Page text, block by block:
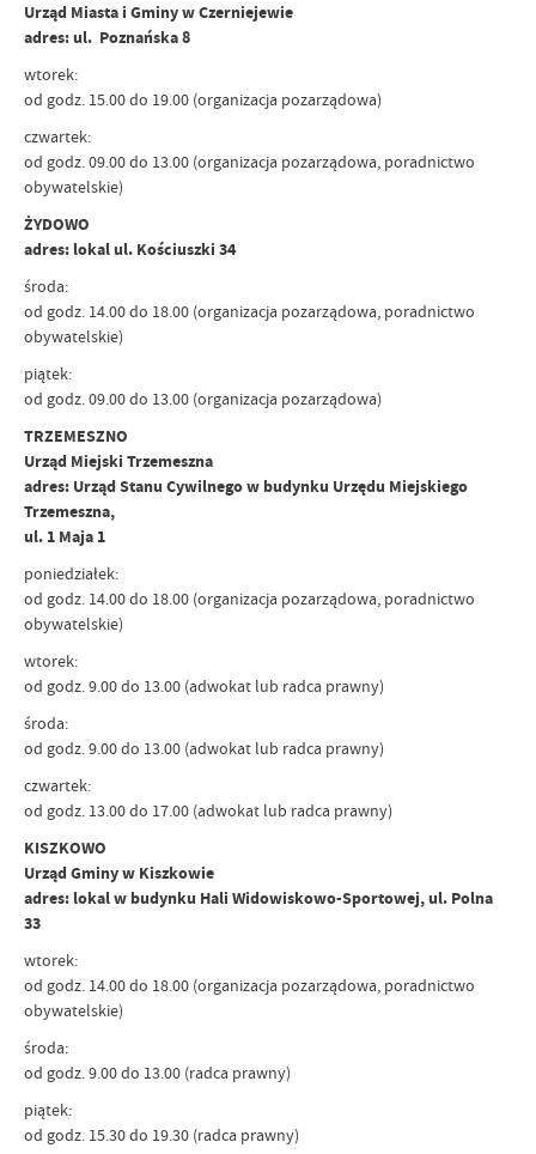
Urząd Miasta i Gminy w Czerniejewie
adres: ul. Poznańska 8
wtorek:
od godz. 15.00 do 19.00 (organizacja pozarządowa)
czwartek:
od godz. 09.00 do 13.00 (organizacja pozarządowa, poradnictwo
obywatelskie)
ŻYDOWO
adres: lokal ul. Kościuszki 34
środa:
od godz. 14.00 do 18.00 (organizacja pozarządowa, poradnictwo
obywatelskie)
piątek:
od godz. 09.00 do 13.00 (organizacja pozarządowa)
TRZEMESZNO
Urząd Miejski Trzemeszna
adres: Urząd Stanu Cywilnego w budynku Urzędu Miejskiego
Trzemeszna,
ul. 1 Maja 1
poniedziałek:
od godz. 14.00 do 18.00 (organizacja pozarządowa, poradnictwo
obywatelskie)
wtorek:
od godz. 9.00 do 13.00 (adwokat lub radca prawny)
środa:
od godz. 9.00 do 13.00 (adwokat lub radca prawny)
czwartek:
od godz. 13.00 do 17.00 (adwokat lub radca prawny)
KISZKOWO
Urząd Gminy w Kiszkowie
adres: lokal w budynku Hali Widowiskowo-Sportowej, ul. Polna
33
wtorek:
od godz. 14.00 do 18.00 (organizacja pozarządowa, poradnictwo
obywatelskie)
środa:
od godz. 9.00 do 13.00 (radca prawny)
piątek:
od godz. 15.30 do 19.30 (radca prawny)